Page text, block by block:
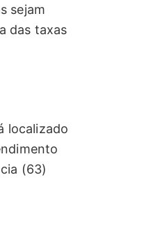
sejam
das taxas
localizado
(63)